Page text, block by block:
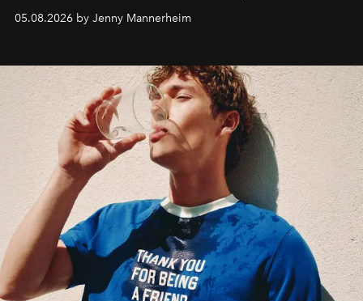
codes de la parfumerie contemporaine en proposant
une approche aussi intuitive que personnelle :
05.08.2026 by Jenny Mannerheim